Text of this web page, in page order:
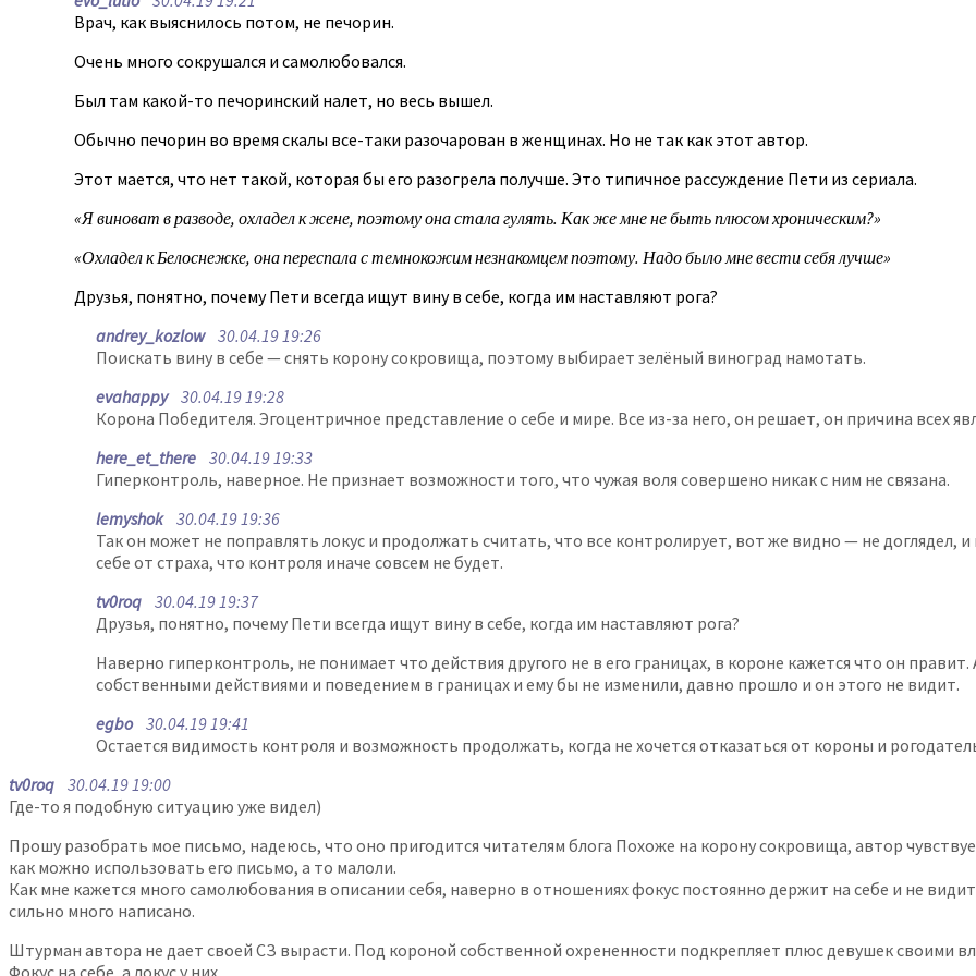
Врач, как выяснилось потом, не печорин.
Очень много сокрушался и самолюбовался.
Был там какой-то печоринский налет, но весь вышел.
Обычно печорин во время скалы все-таки разочарован в женщинах. Но не так как этот автор.
Этот мается, что нет такой, которая бы его разогрела получше. Это типичное рассуждение Пети из сериала.
«Я виноват в разводе, охладел к жене, поэтому она стала гулять. Как же мне не быть плюсом хроническим?»
«Охладел к Белоснежке, она переспала с темнокожим незнакомцем поэтому. Надо было мне вести себя лучше»
Друзья, понятно, почему Пети всегда ищут вину в себе, когда им наставляют рога?
andrey_kozlow30.04.19 19:26
Поискать вину в себе — снять корону сокровища, поэтому выбирает зелёный виноград намотать.
evahappy30.04.19 19:28
Корона Победителя. Эгоцентричное представление о себе и мире. Все из-за него, он решает, он причина всех
here_et_there 30.04.19 19:33
Гиперконтроль, наверное. Не признает возможности того, что чужая воля совершено никак с ним не связана.
lemyshok30.04.19 19:36
Так он может не поправлять локус и продолжать считать, что все контролирует, вот же видно — не доглядел,
себе от страха, что контроля иначе совсем не будет.
tv0roq 30.04.19 19:37
Друзья, понятно, почему Пети всегда ищут вину в себе, когда им наставляют рога?
Наверно гиперконтроль, не понимает что действия другого не в его границах, в короне кажется что он
собственными действиями и поведением в границах и ему бы не изменили, давно прошло и он этого не видит.
egbo30.04.19 19:41
Остается видимость контроля и возможность продолжать, когда не хочется отказаться от короны и
tv0roq 30.04.19 19:00
Где-то я подобную ситуацию уже видел)
Прошу разобрать мое письмо, надеюсь, что оно пригодится читателям блога Похоже на корону сокровища, автор
как можно использовать его письмо, а то малоли.
Как мне кажется много самолюбования в описании себя, наверно в отношениях фокус постоянно держит на себе и не
сильно много написано.
Штурман автора не дает своей СЗ вырасти. Под короной собственной охрененности подкрепляет плюс девушек своими